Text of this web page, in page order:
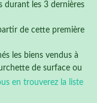
durant les 3 dernières
de cette première
les biens vendus à
de surface ou
en trouverez la liste